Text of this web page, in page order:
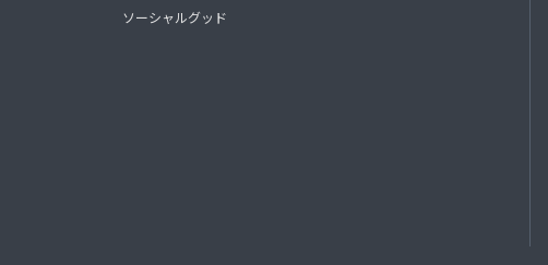
ソーシャルグッド